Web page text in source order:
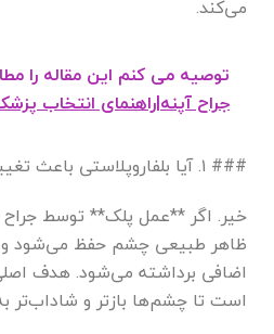
می‌کند.
توصیه می کنم این مقاله را
جراح آپنه|راهنمای انتخاب
### ۱. آیا بلفاروپلاستی باعث تغییر شکل چشم می‌شود؟
خیر. اگر **عمل پلک** توسط
ظاهر طبیعی چشم حفظ می‌شود و
اضافی برداشته می‌شود. هدف
است تا چشم‌ها بازتر و شاداب‌تر